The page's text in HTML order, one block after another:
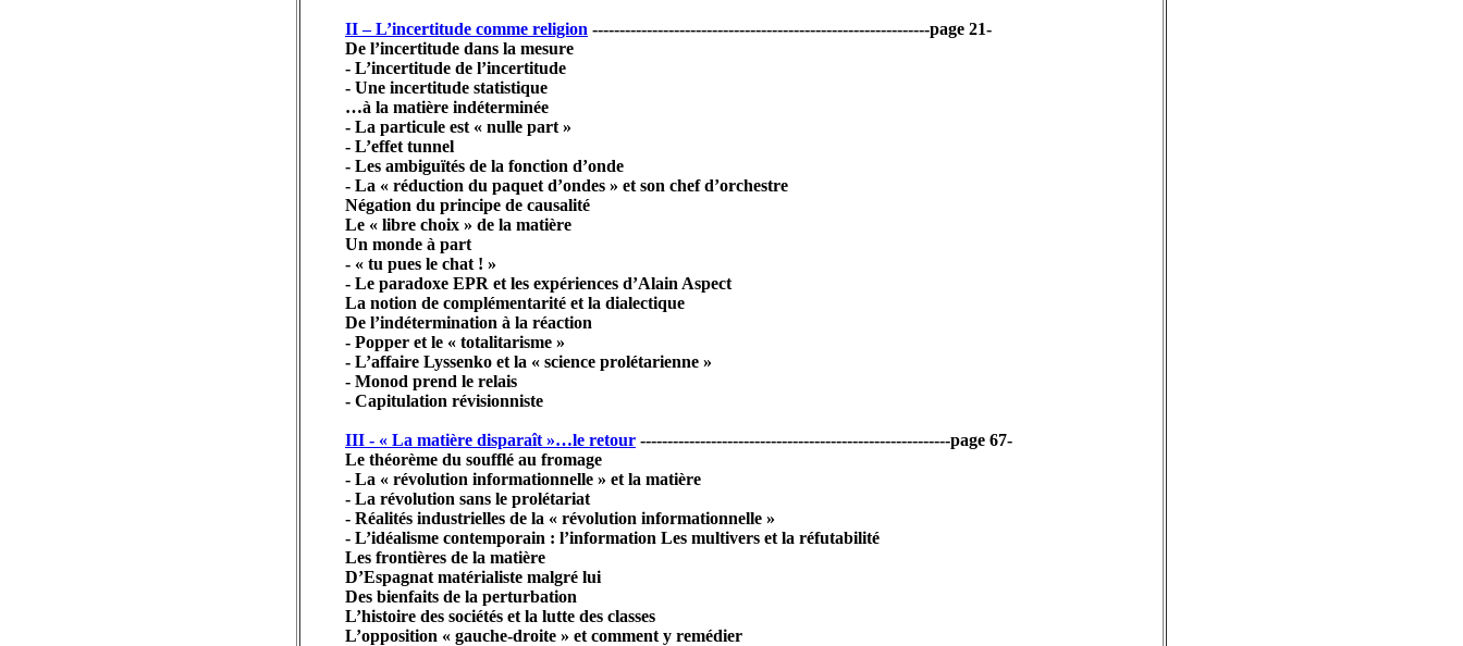
II – L’incertitude comme religion --------------------------------------------------------------page 21-
De l’incertitude dans la mesure
- L’incertitude de l’incertitude
- Une incertitude statistique
…à la matière indéterminée
- La particule est « nulle part »
- L’effet tunnel
- Les ambiguïtés de la fonction d’onde
- La « réduction du paquet d’ondes » et son chef d’orchestre
Négation du principe de causalité
Le « libre choix » de la matière
Un monde à part
- « tu pues le chat ! »
- Le paradoxe EPR et les expériences d’Alain Aspect
La notion de complémentarité et la dialectique
De l’indétermination à la réaction
- Popper et le « totalitarisme »
- L’affaire Lyssenko et la « science prolétarienne »
- Monod prend le relais
- Capitulation révisionniste
III - « La matière disparaît »…le retour ---------------------------------------------------------page 67-
Le théorème du soufflé au fromage
- La « révolution informationnelle » et la matière
- La révolution sans le prolétariat
- Réalités industrielles de la « révolution informationnelle »
- L’idéalisme contemporain : l’information Les multivers et la réfutabilité
Les frontières de la matière
D’Espagnat matérialiste malgré lui
Des bienfaits de la perturbation
L’histoire des sociétés et la lutte des classes
L’opposition « gauche-droite » et comment y remédier